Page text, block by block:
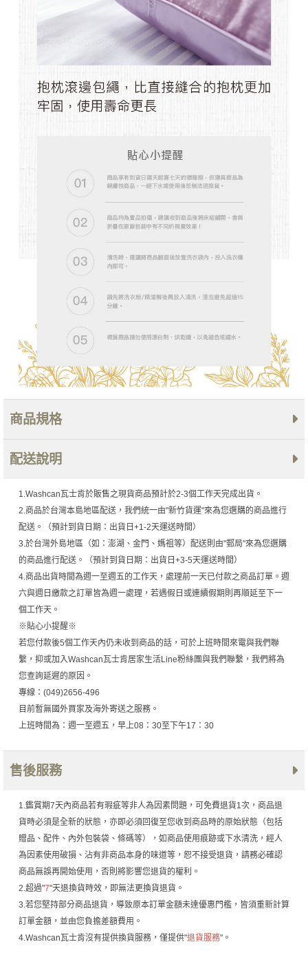
商品規格
配送說明
1.Washcan瓦士肯於販售之現貨商品預計於2-3個工作天完成出貨。
2.商品於台灣本島地區配送，我們統一由"新竹貨運"來為您選購的商品進行
配送。（預計到貨日期：出貨日+1-2天運送時間）
3.於台灣外島地區（如：澎湖、金門、媽祖等）配送則由"郵局"來為您選購
的商品進行配送。（預計到貨日期：出貨日+3-5天運送時間）
4.商品出貨時間為週一至週五的工作天，處理前一天已付款之商品訂單。週
六與週日繳款之訂單皆為週一處理，若遇假日或連續假期則再順延至下一
個工作天。
※貼心小提醒※
若您付款後5個工作天內仍未收到商品的話，可於上班時間來電與我們聯
繫，抑或加入Washcan瓦士肯居家生活Line粉絲團與我們聯繫，我們將為
您查詢延遲的原因。
專線：(049)2656-496
目前暫無國外買家及海外寄送之服務。
上班時間為：週一至週五，早上08：30至下午17：30
售後服務
1.鑑賞期7天內商品若有瑕疵等非人為因素問題，可免費退貨1次，商品退
貨時必須是全新的狀態，亦即必須回復至您收到商品時的原始狀態（包括
贈品、配件、內外包裝袋、條碼等），如商品使用痕跡或下水清洗，經人
為因素使用破損、沾有非商品本身的味道等，恕不接受退貨，請務必確認
商品無誤再開始使用，否則將影響您退貨的權利。
2.超過"7"天退換貨時效，即無法更換貨退貨。
3.若您堅持部分商品退貨，導致原本訂單金額未達優惠門檻，皆須重新計算
訂單金額，並由您負擔差額費用。
4.Washcan瓦士肯沒有提供換貨服務，僅提供"退貨服務"。